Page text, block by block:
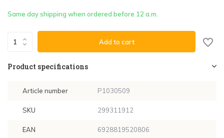
Same day shipping when ordered before 12 a.m.
Add to cart
Product specifications
Article number P1030509
SKU 299311912
EAN 6928819520806